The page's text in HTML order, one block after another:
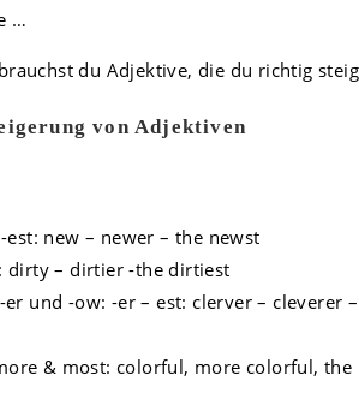
…
du Adjektive, die du richtig
von Adjektiven
new – newer – the newst
dirty – dirtier -the dirtiest
und -ow: -er – est: clerver – cleverer –
& most: colorful, more colorful, the